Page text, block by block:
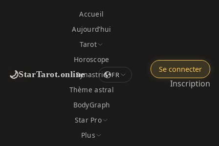
🌙StarTarot.online
Accueil
Aujourd’hui
Tarot
Horoscope
Synastrie
Thème astral
BodyGraph
Star Pro
Plus
FR
Se connecter
Inscription